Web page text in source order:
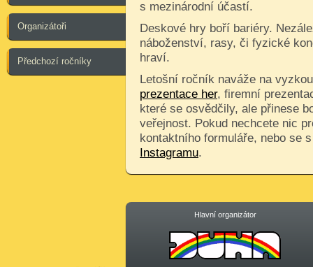
Organizátoři
Předchozí ročníky
s mezinárodní účastí.
Deskové hry boří bariéry.
náboženství, rasy, či fyzické
hraví.
Letošní ročník naváže na
prezentace her, firemní
které se osvědčily, ale přinese
veřejnost. Pokud nechcete nic
kontaktního formuláře, nebo se
Instagramu.
Hlavní organizátor